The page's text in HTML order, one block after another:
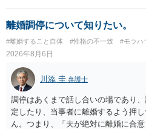
離婚調停について知りたい。
#離婚すること自体 #性格の不一致 #モラハ
2026年8月6日
川添 圭 弁護士
調停はあくまで話し合いの場であり
定したり、当事者に離婚するよう押
ん。つまり、「夫が絶対に離婚に合